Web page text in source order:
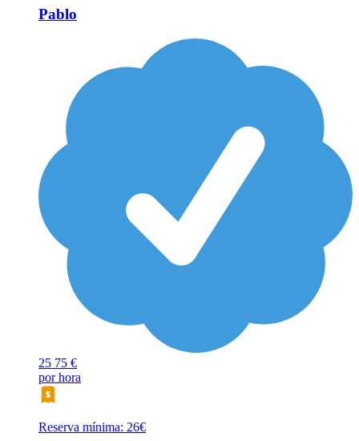
Pablo
25 75 €
por hora
Reserva mínima: 26€